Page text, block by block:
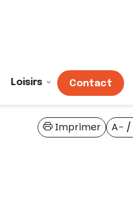
Loisirs Contact
A− /
Imprimer